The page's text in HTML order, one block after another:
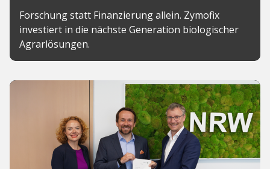
Forschung statt Finanzierung allein. Zymofix
investiert in die nächste Generation biologischer
Agrarlösungen.